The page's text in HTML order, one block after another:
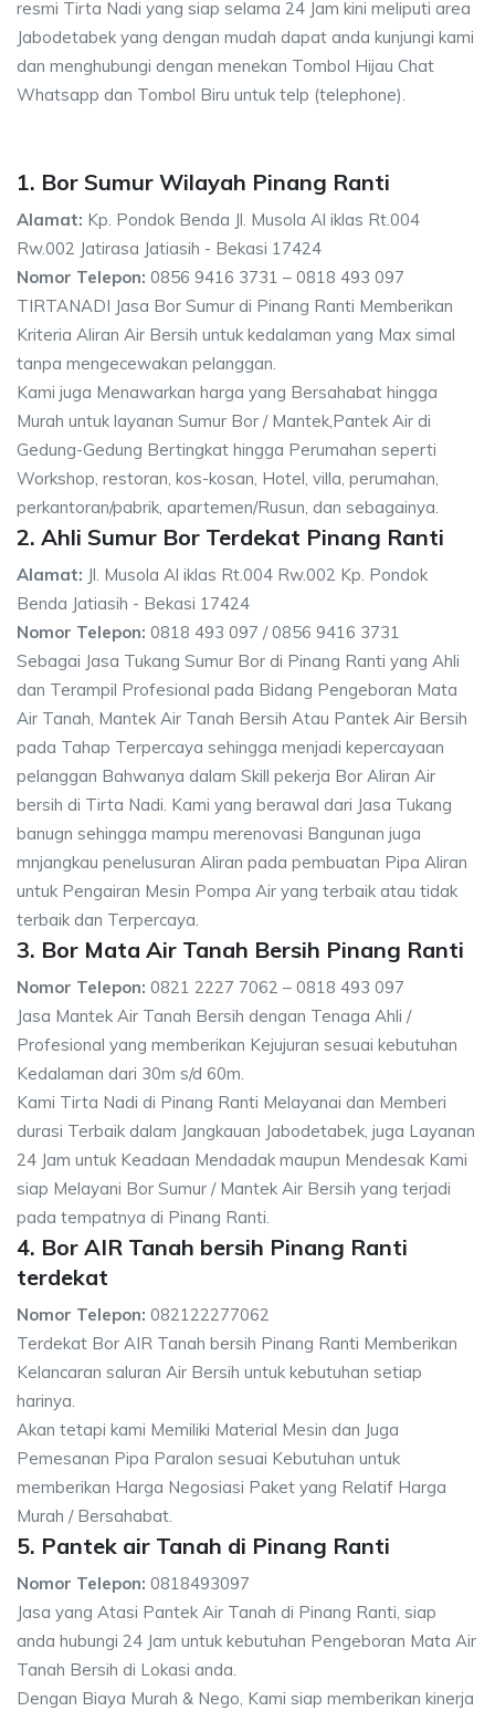
resmi Tirta Nadi yang siap selama 24 Jam kini meliputi area
Jabodetabek yang dengan mudah dapat anda kunjungi kami
dan menghubungi dengan menekan Tombol Hijau Chat
Whatsapp dan Tombol Biru untuk telp (telephone).
1. Bor Sumur Wilayah Pinang Ranti
Alamat: Kp. Pondok Benda Jl. Musola Al iklas Rt.004
Rw.002 Jatirasa Jatiasih - Bekasi 17424
Nomor Telepon: 0856 9416 3731 – 0818 493 097
TIRTANADI Jasa Bor Sumur di Pinang Ranti Memberikan
Kriteria Aliran Air Bersih untuk kedalaman yang Max simal
tanpa mengecewakan pelanggan.
Kami juga Menawarkan harga yang Bersahabat hingga
Murah untuk layanan Sumur Bor / Mantek,Pantek Air di
Gedung-Gedung Bertingkat hingga Perumahan seperti
Workshop, restoran, kos-kosan, Hotel, villa, perumahan,
perkantoran/pabrik, apartemen/Rusun, dan sebagainya.
2. Ahli Sumur Bor Terdekat Pinang Ranti
Alamat: Jl. Musola Al iklas Rt.004 Rw.002 Kp. Pondok
Benda Jatiasih - Bekasi 17424
Nomor Telepon: 0818 493 097 / 0856 9416 3731
Sebagai Jasa Tukang Sumur Bor di Pinang Ranti yang Ahli
dan Terampil Profesional pada Bidang Pengeboran Mata
Air Tanah, Mantek Air Tanah Bersih Atau Pantek Air Bersih
pada Tahap Terpercaya sehingga menjadi kepercayaan
pelanggan Bahwanya dalam Skill pekerja Bor Aliran Air
bersih di Tirta Nadi. Kami yang berawal dari Jasa Tukang
banugn sehingga mampu merenovasi Bangunan juga
mnjangkau penelusuran Aliran pada pembuatan Pipa Aliran
untuk Pengairan Mesin Pompa Air yang terbaik atau tidak
terbaik dan Terpercaya.
3. Bor Mata Air Tanah Bersih Pinang Ranti
Nomor Telepon: 0821 2227 7062 – 0818 493 097
Jasa Mantek Air Tanah Bersih dengan Tenaga Ahli /
Profesional yang memberikan Kejujuran sesuai kebutuhan
Kedalaman dari 30m s/d 60m.
Kami Tirta Nadi di Pinang Ranti Melayanai dan Memberi
durasi Terbaik dalam Jangkauan Jabodetabek, juga Layanan
24 Jam untuk Keadaan Mendadak maupun Mendesak Kami
siap Melayani Bor Sumur / Mantek Air Bersih yang terjadi
pada tempatnya di Pinang Ranti.
4. Bor AIR Tanah bersih Pinang Ranti
terdekat
Nomor Telepon: 082122277062
Terdekat Bor AIR Tanah bersih Pinang Ranti Memberikan
Kelancaran saluran Air Bersih untuk kebutuhan setiap
harinya.
Akan tetapi kami Memiliki Material Mesin dan Juga
Pemesanan Pipa Paralon sesuai Kebutuhan untuk
memberikan Harga Negosiasi Paket yang Relatif Harga
Murah / Bersahabat.
5. Pantek air Tanah di Pinang Ranti
Nomor Telepon: 0818493097
Jasa yang Atasi Pantek Air Tanah di Pinang Ranti, siap
anda hubungi 24 Jam untuk kebutuhan Pengeboran Mata Air
Tanah Bersih di Lokasi anda.
Dengan Biaya Murah & Nego, Kami siap memberikan kinerja